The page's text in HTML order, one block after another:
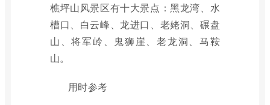
樵坪山风景区有十大景点：黑龙湾、水
槽口、白云峰、龙进口、老姥洞、碾盘
山、将军岭、鬼狮崖、老龙洞、马鞍
山。
用时参考